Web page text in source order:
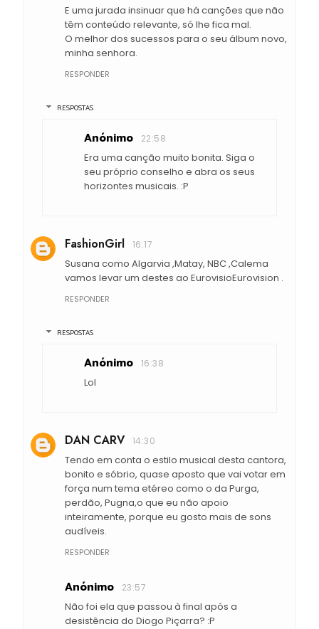
E uma jurada insinuar que há canções que não
têm conteúdo relevante, só lhe fica mal.
O melhor dos sucessos para o seu álbum novo,
minha senhora.
RESPONDER
RESPOSTAS
Anónimo 22:58
Era uma canção muito bonita. Siga o
seu próprio conselho e abra os seus
horizontes musicais. :P
FashionGirl 16:17
Susana como Algarvia ,Matay, NBC ,Calema
vamos levar um destes ao EurovisioEurovision .
RESPONDER
RESPOSTAS
Anónimo 16:38
Lol
DAN CARV 14:30
Tendo em conta o estilo musical desta cantora,
bonito e sóbrio, quase aposto que vai votar em
força num tema etéreo como o da Purga,
perdão, Pugna,o que eu não apoio
inteiramente, porque eu gosto mais de sons
audíveis.
RESPONDER
Anónimo 23:57
Não foi ela que passou à final após a
desistência do Diogo Piçarra? :P